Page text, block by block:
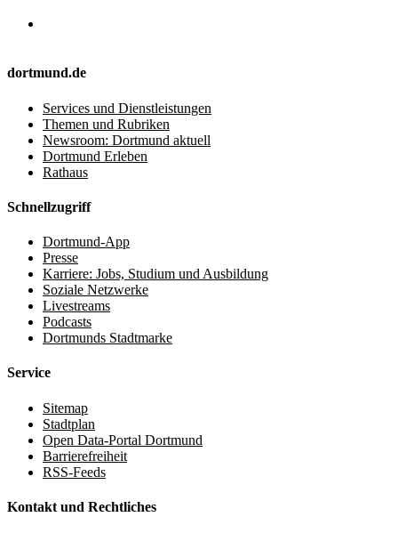
dortmund.de
Services und Dienstleistungen
Themen und Rubriken
Newsroom: Dortmund aktuell
Dortmund Erleben
Rathaus
Schnellzugriff
Dortmund-App
Presse
Karriere: Jobs, Studium und Ausbildung
Soziale Netzwerke
Livestreams
Podcasts
Dortmunds Stadtmarke
Service
Sitemap
Stadtplan
Open Data-Portal Dortmund
Barrierefreiheit
RSS-Feeds
Kontakt und Rechtliches